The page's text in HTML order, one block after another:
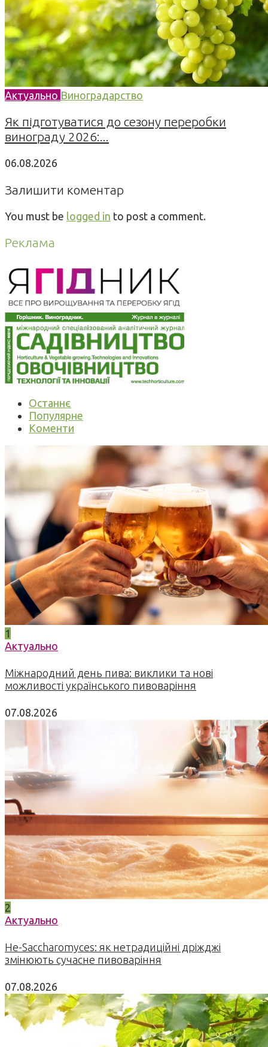
Актуально Виноградарство
Як підготуватися до сезону переробки
винограду 2026:...
06.08.2026
Залишити коментар
You must be logged in to post a comment.
Реклама
Останнє
Популярне
Коменти
1
Актуально
Міжнародний день пива: виклики та нові
можливості українського пивоваріння
07.08.2026
2
Актуально
Не-Saccharomyces: як нетрадиційні дріжджі
змінюють сучасне пивоваріння
07.08.2026